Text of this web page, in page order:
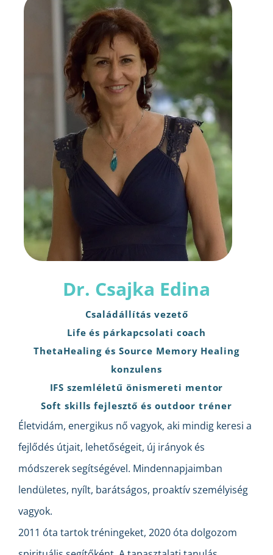
Dr. Csajka Edina
Családállítás vezető
Life és párkapcsolati coach
ThetaHealing és Source Memory Healing
konzulens
IFS szemléletű önismereti mentor
Soft skills fejlesztő és outdoor tréner
Életvidám, energikus nő vagyok, aki mindig keresi a
fejlődés útjait, lehetőségeit, új irányok és
módszerek segítségével. Mindennapjaimban
lendületes, nyílt, barátságos, proaktív személyiség
vagyok.
2011 óta tartok tréningeket, 2020 óta dolgozom